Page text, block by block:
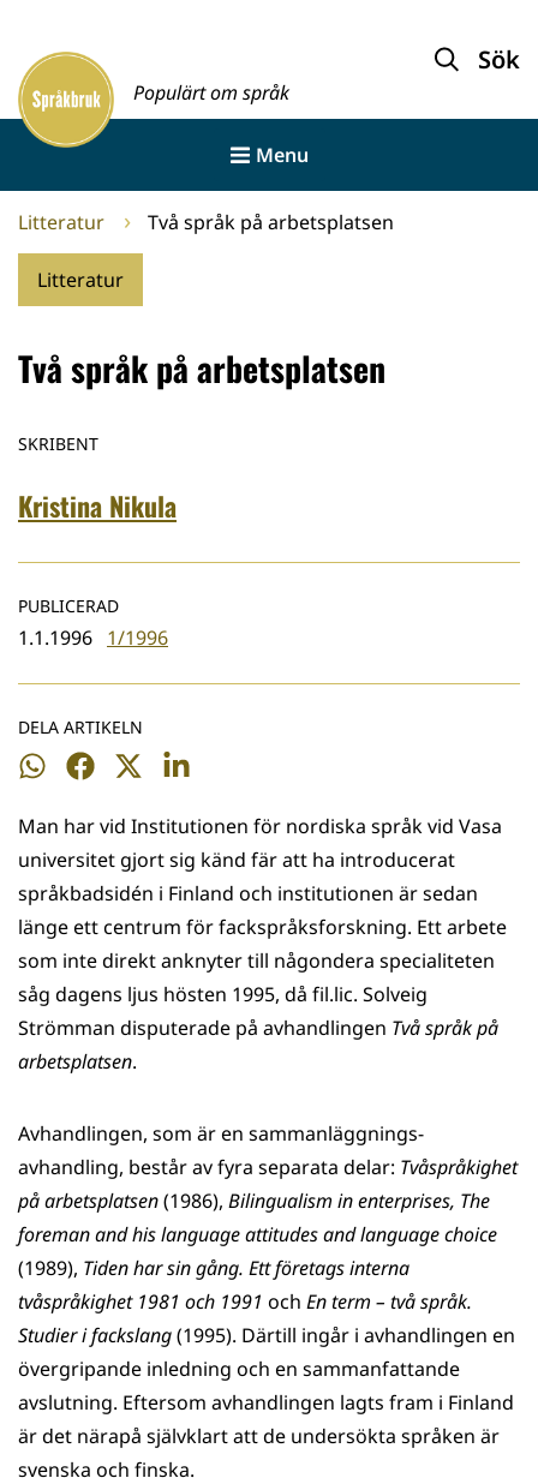
innehållet
Framsida
Populärt om språk
Sök
Menu
Litteratur Två språk på arbetsplatsen
Litteratur
Två språk på arbetsplatsen
SKRIBENT
Kristina Nikula
PUBLICERAD
1.1.1996 1/1996
DELA ARTIKELN
Dela
WhatsApp
Dela
Facebook
Dela
Twitter
Dela
LinkedIn
Man har vid Institutionen för nordiska språk vid Vasa
universitet gjort sig känd fär att ha introducerat
språkbadsidén i Finland och institutionen är sedan
länge ett centrum för fackspråksforskning. Ett arbete
som inte direkt anknyter till någondera specialiteten
såg dagens ljus hösten 1995, då fil.lic. Solveig
Strömman disputerade på avhandlingen Två språk på
arbetsplatsen.
Avhandlingen, som är en sammanläggnings-
avhandling, består av fyra separata delar: Tvåspråkighet
på arbetsplatsen(1986), Bilingualism in enterprises, The
foreman and his language attitudes and language choice
(1989), Tiden har sin gång. Ett företags interna
tvåspråkighet 1981 och 1991 och En term – två språk.
Studier i fackslang(1995). Därtill ingår i avhandlingen en
övergripande inledning och en sammanfattande
avslutning. Eftersom avhandlingen lagts fram i Finland
är det närapå självklart att de undersökta språken är
svenska och finska.